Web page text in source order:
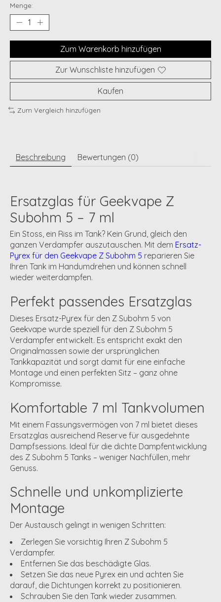
Menge:
Zum Warenkorb hinzufügen
Zur Wunschliste hinzufügen
Kaufen
Zum Vergleich hinzufügen
Beschreibung Bewertungen (0)
Ersatzglas für Geekvape Z
Subohm 5 – 7 ml
Ein Stoss, ein Riss im Tank? Kein Grund, gleich den
ganzen Verdampfer auszutauschen. Mit dem Ersatz-
Pyrex für den Geekvape Z Subohm 5 reparieren Sie
Ihren Tank im Handumdrehen und können schnell
wieder weiterdampfen.
Perfekt passendes Ersatzglas
Dieses Ersatz-Pyrex für den Z Subohm 5 von
Geekvape wurde speziell für den Z Subohm 5
Verdampfer entwickelt. Es entspricht exakt den
Originalmassen sowie der ursprünglichen
Tankkapazität und sorgt damit für eine einfache
Montage und einen perfekten Sitz – ganz ohne
Kompromisse.
Komfortable 7 ml Tankvolumen
Mit einem Fassungsvermögen von 7 ml bietet dieses
Ersatzglas ausreichend Reserve für ausgedehnte
Dampfsessions. Ideal für die dichte Dampfentwicklung
des Z Subohm 5 Tanks – weniger Nachfüllen, mehr
Genuss.
Schnelle und unkomplizierte
Montage
Der Austausch gelingt in wenigen Schritten:
Zerlegen Sie vorsichtig Ihren Z Subohm 5
Verdampfer.
Entfernen Sie das beschädigte Glas.
Setzen Sie das neue Pyrex ein und achten Sie
darauf, die Dichtungen korrekt zu positionieren.
Schrauben Sie den Tank wieder zusammen.